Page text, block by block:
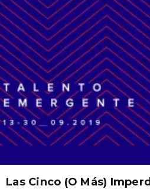
Las Cinco (o Más)